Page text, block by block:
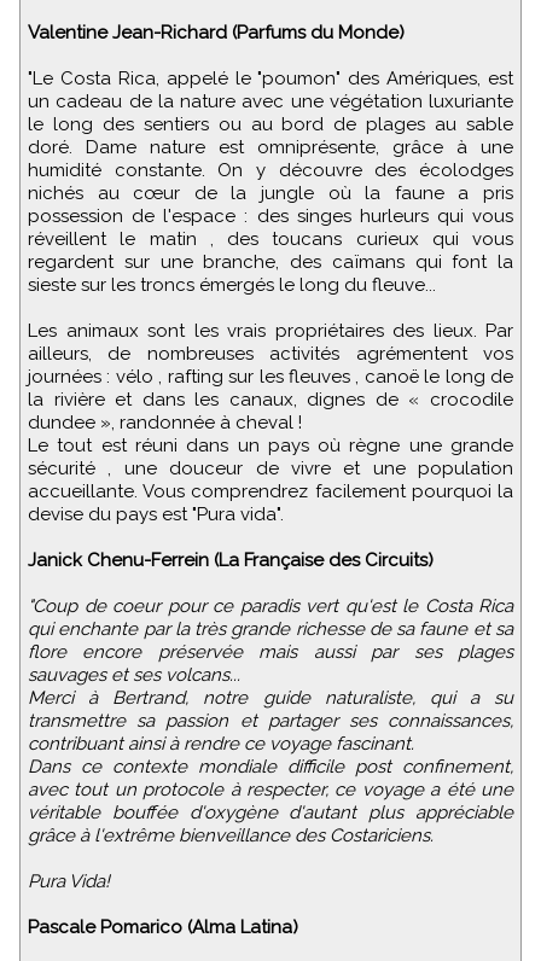
Valentine Jean-Richard (Parfums du Monde)
"Le Costa Rica, appelé le "poumon" des Amériques, est
un cadeau de la nature avec une végétation luxuriante
le long des sentiers ou au bord de plages au sable
doré. Dame nature est omniprésente, grâce à une
humidité constante. On y découvre des écolodges
nichés au cœur de la jungle où la faune a pris
possession de l'espace : des singes hurleurs qui vous
réveillent le matin , des toucans curieux qui vous
regardent sur une branche, des caïmans qui font la
sieste sur les troncs émergés le long du fleuve...
Les animaux sont les vrais propriétaires des lieux. Par
ailleurs, de nombreuses activités agrémentent vos
journées : vélo , rafting sur les fleuves , canoë le long de
la rivière et dans les canaux, dignes de « crocodile
dundee », randonnée à cheval !
Le tout est réuni dans un pays où règne une grande
sécurité , une douceur de vivre et une population
accueillante. Vous comprendrez facilement pourquoi la
devise du pays est "Pura vida".
Janick Chenu-Ferrein (La Française des Circuits)
"Coup de coeur pour ce paradis vert qu'est le Costa Rica
qui enchante par la très grande richesse de sa faune et sa
flore encore préservée mais aussi par ses plages
sauvages et ses volcans...
Merci à Bertrand, notre guide naturaliste, qui a su
transmettre sa passion et partager ses connaissances,
contribuant ainsi à rendre ce voyage fascinant.
Dans ce contexte mondiale difficile post confinement,
avec tout un protocole à respecter, ce voyage a été une
véritable bouffée d'oxygène d'autant plus appréciable
grâce à l'extrême bienveillance des Costariciens.
Pura Vida!
Pascale Pomarico (Alma Latina)